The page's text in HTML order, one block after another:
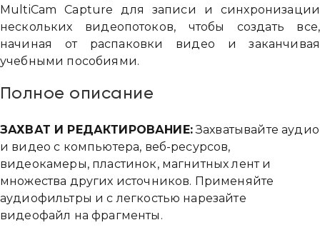
MultiCam Capture для записи и синхронизации
нескольких видеопотоков, чтобы создать все,
начиная от распаковки видео и заканчивая
учебными пособиями.
Полное описание
ЗАХВАТ И РЕДАКТИРОВАНИЕ:Захватывайте аудио
и видео с компьютера, веб-ресурсов,
видеокамеры, пластинок, магнитных лент и
множества других источников. Применяйте
аудиофильтры и с легкостью нарезайте
видеофайл на фрагменты.